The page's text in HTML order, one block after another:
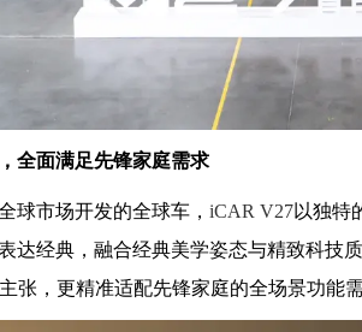
全面满足先锋家庭需求
球市场开发的全球车， iCAR V27以独特
达经典，融合经典美学姿态与精致科技
张，更精准适配先锋家庭的全场景功能需